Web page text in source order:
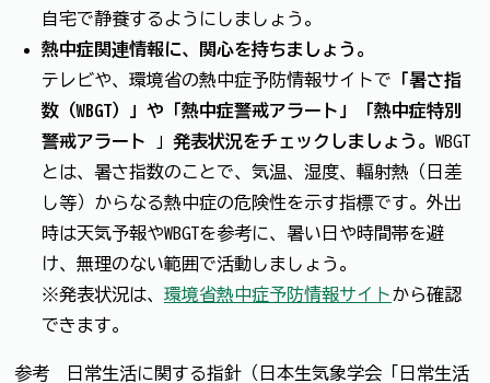
自宅で静養するようにしましょう。
熱中症関連情報に、関心を持ちましょう。
テレビや、環境省の熱中症予防情報サイトで 「暑さ指
数（WBGT）」や「熱中症警戒アラート」「熱中症特別
警戒アラート
」 発表状況をチェックしましょう。 WBGT
とは、暑さ指数のことで、気温、湿度、輻射熱（日差
し等）からなる熱中症の危険性を示す指標です。外出
時は天気予報やWBGTを参考に、暑い日や時間帯を避
け、無理のない範囲で活動しましょう。
※発表状況は、 環境省熱中症予防情報サイトから確認
できます。
参考 日常生活に関する指針（日本生気象学会「日常生活